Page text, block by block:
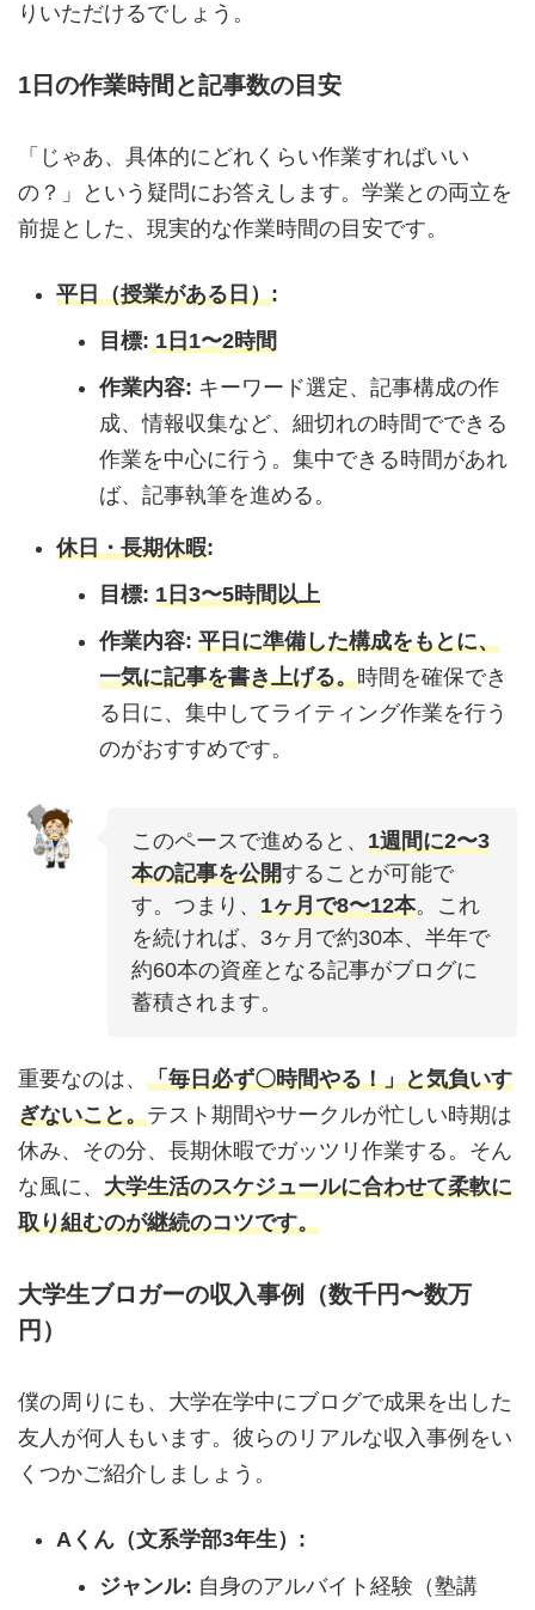
りいただけるでしょう。
1日の作業時間と記事数の目安
「じゃあ、具体的にどれくらい作業すればいい
の？」という疑問にお答えします。学業との両立を
前提とした、現実的な作業時間の目安です。
平日（授業がある日）:
目標:1日1〜2時間
作業内容: キーワード選定、記事構成の作
成、情報収集など、細切れの時間でできる
作業を中心に行う。集中できる時間があれ
ば、記事執筆を進める。
休日・長期休暇:
目標: 1日3〜5時間以上
作業内容: 平日に準備した構成をもとに、
一気に記事を書き上げる。時間を確保でき
る日に、集中してライティング作業を行う
のがおすすめです。
このペースで進めると、 1週間に2〜3
本の記事を公開することが可能で
す。つまり、 1ヶ月で8〜12本。これ
を続ければ、3ヶ月で約30本、半年で
約60本の資産となる記事がブログに
蓄積されます。
重要なのは、 「毎日必ず〇時間やる！」と気負いす
ぎないこと。テスト期間やサークルが忙しい時期は
休み、その分、長期休暇でガッツリ作業する。そん
な風に、 大学生活のスケジュールに合わせて柔軟に
取り組むのが継続のコツです。
大学生ブロガーの収入事例（数千円〜数万
円）
僕の周りにも、大学在学中にブログで成果を出した
友人が何人もいます。彼らのリアルな収入事例をい
くつかご紹介しましょう。
Aくん（文系学部3年生）:
ジャンル: 自身のアルバイト経験（塾講